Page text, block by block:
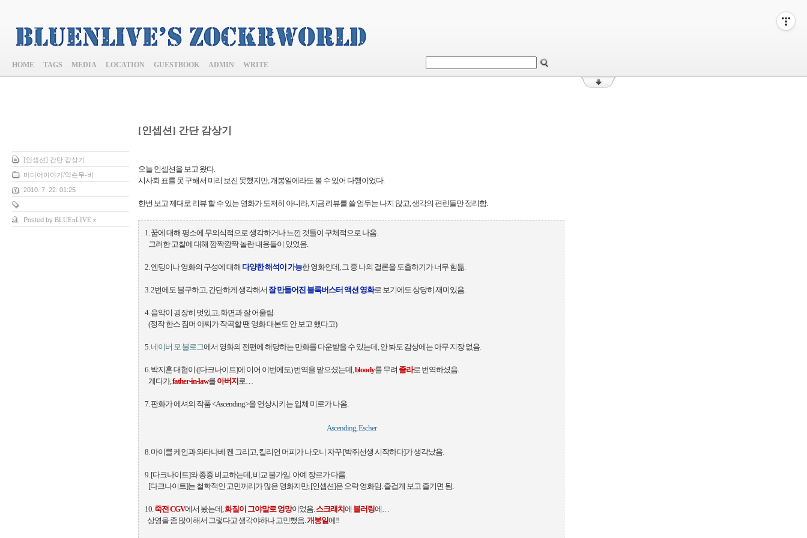
HOME TAGS MEDIA LOCATION GUESTBOOK ADMIN WRITE
[인셉션] 간단 감상기
미디어이야기/악숀무-비
2010. 7. 22. 01:25
Posted by BLUEnLIVE z
[인셉션] 간단 감상기
오늘 인셉션을 보고 왔다.
시사회 표를 못 구해서 미리 보진 못했지만, 개봉일에라도 볼 수 있어 다행이었다.
한번 보고 제대로 리뷰 할 수 있는 영화가 도저히 아니라, 지금 리뷰를 쓸 엄두는 나지 않고, 생각의 편린들만 정리함.
1. 꿈에 대해 평소에 무의식적으로 생각하거나 느낀 것들이 구체적으로 나옴.
그러한 고찰에 대해 깜짝깜짝 놀란 내용들이 있었음.
2. 엔딩이나 영화의 구성에 대해 다양한 해석이 가능한 영화인데, 그 중 나의 결론을 도출하기가 너무 힘듦.
3. 2번에도 불구하고, 간단하게 생각해서 잘 만들어진 블록버스터 액션 영화로 보기에도 상당히 재미있음.
4. 음악이 굉장히 멋있고, 화면과 잘 어울림.
(정작 한스 짐머 아찌가 작곡할 땐 영화 대본도 안 보고 했다고)
5.네이버 모 블로그에서 영화의 전편에 해당하는 만화를 다운받을 수 있는데, 안 봐도 감상에는 아무 지장 없음.
6. 박지훈 대협이 ([다크나이트]에 이어 이번에도) 번역을 맡으셨는데,bloody를 무려 졸라로 번역하셨음.
게다가,father-in-law를 아버지 로…
7. 판화가 에셔의 작품 <Ascending>을 연상시키는 입체 미로가 나옴.
Ascending, Escher
8. 마이클 케인과 와타나베 켄 그리고, 킬리언 머피가 나오니 자꾸 [박쥐선생 시작하다]가 생각났음.
9. [다크나이트]와 종종 비교하는데, 비교 불가임. 아예 장르가 다름.
[다크나이트]는 철학적인 고민꺼리가 많은 영화지만, [인셉션]은 오락 영화임. 즐겁게 보고 즐기면 됨.
10.죽전 CGV에서 봤는데,화질이 그야말로 엉망이었음.스크래치 에 블러링에…
상영을 좀 많이해서 그렇다고 생각야하나 고민했음.개봉일에!!